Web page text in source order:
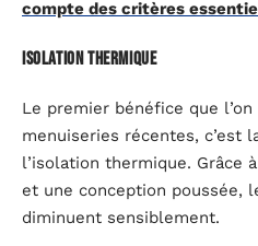
compte des critères
Isolation thermique
Le premier bénéfice que
menuiseries récentes, c’est
l’isolation thermique. Grâce
et une conception poussée,
diminuent sensiblement.